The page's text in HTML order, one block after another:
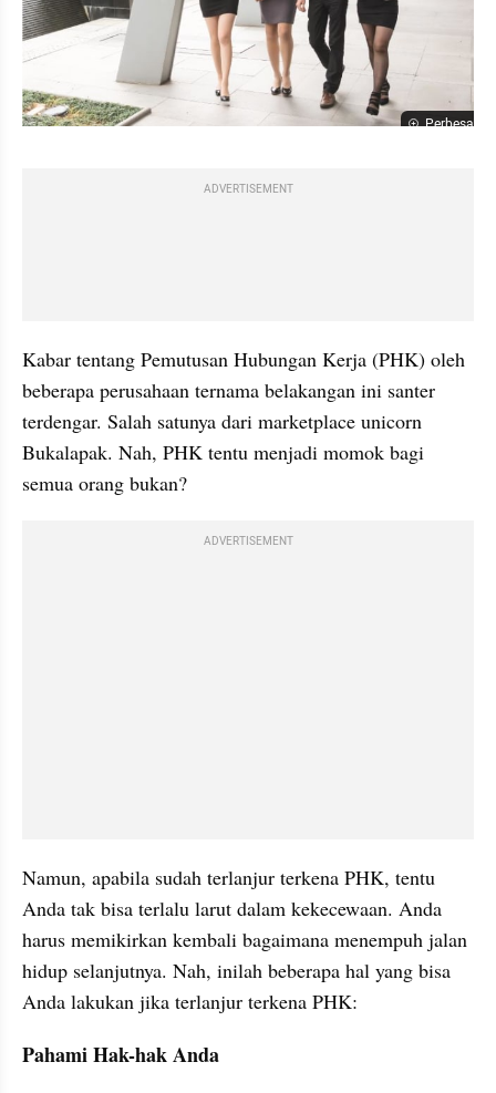
Perbesar
ADVERTISEMENT
Kabar tentang Pemutusan Hubungan Kerja (PHK) oleh
beberapa perusahaan ternama belakangan ini santer
terdengar. Salah satunya dari marketplace unicorn
Bukalapak. Nah, PHK tentu menjadi momok bagi
semua orang bukan?
ADVERTISEMENT
Namun, apabila sudah terlanjur terkena PHK, tentu
Anda tak bisa terlalu larut dalam kekecewaan. Anda
harus memikirkan kembali bagaimana menempuh jalan
hidup selanjutnya. Nah, inilah beberapa hal yang bisa
Anda lakukan jika terlanjur terkena PHK:
Pahami Hak-hak Anda